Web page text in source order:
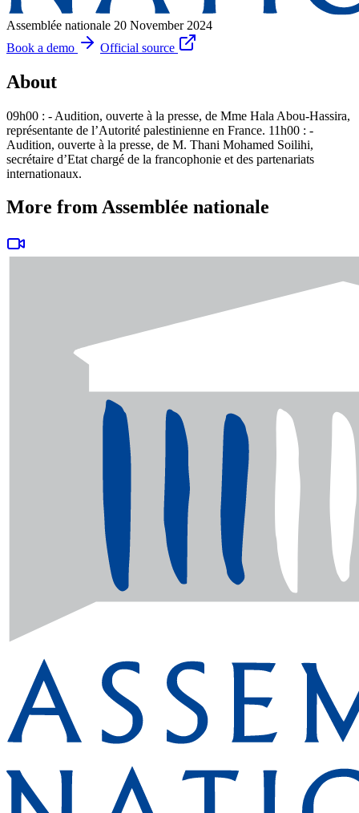
Assemblée nationale 20 November 2024
Book a demo
Official source
About
09h00 : - Audition, ouverte à la presse, de Mme Hala Abou-Hassira,
représentante de l’Autorité palestinienne en France. 11h00 : -
Audition, ouverte à la presse, de M. Thani Mohamed Soilihi,
secrétaire d’Etat chargé de la francophonie et des partenariats
internationaux.
More from Assemblée nationale